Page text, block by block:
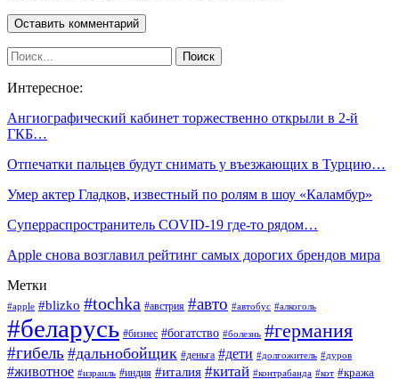
Интересное:
Ангиографический кабинет торжественно открыли в 2-й
ГКБ…
Отпечатки пальцев будут снимать у въезжающих в Турцию…
Умер актер Гладков, известный по ролям в шоу «Каламбур»
Суперраспространитель COVID-19 где-то рядом…
Apple снова возглавил рейтинг самых дорогих брендов мира
Метки
#apple #blizko #tochka #австрия #авто #автобус #алкоголь
#беларусь #бизнес #богатство #болезнь #германия
#гибель #дальнобойщик #деньга #дети #долгожитель #дуров
#животное #израиль #индия #италия #китай #контрабанда #кот #кража